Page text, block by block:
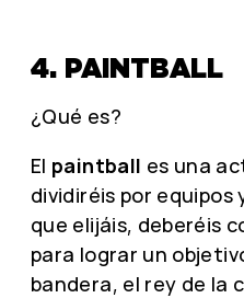
4. PAINTBALL
¿Qué es?
El paintball es una
dividiréis por equipos
que elijáis, deberéis
para lograr un
bandera, el rey de la